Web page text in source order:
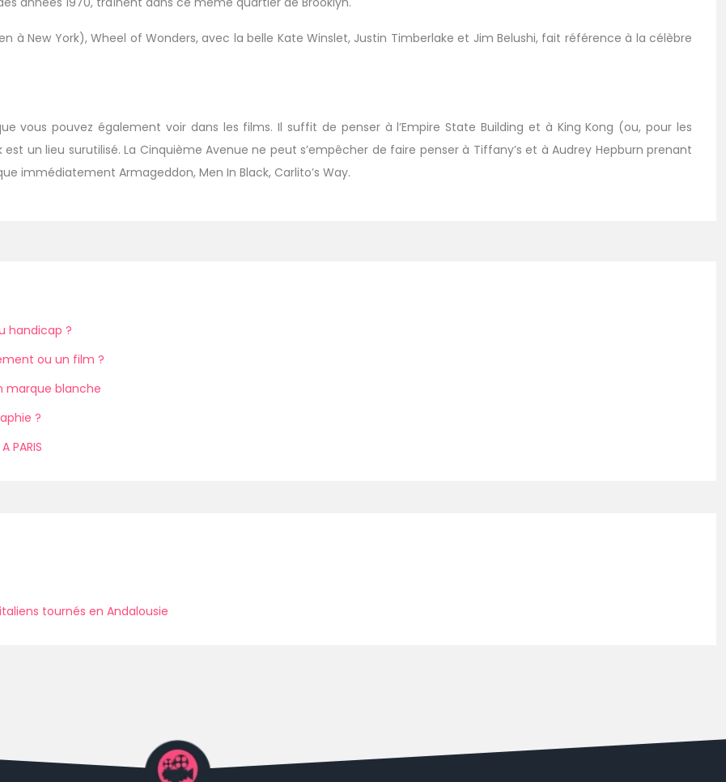
à New York), Wheel of Wonders, avec la belle Kate Winslet, Justin Timberlake et Jim Belushi, fait référence à la célèbre
vous pouvez également voir dans les films. Il suffit de penser à l’Empire State Building et à King Kong (ou, pour les
un lieu surutilisé. La Cinquième Avenue ne peut s’empêcher de faire penser à Tiffany’s et à Audrey Hepburn prenant
immédiatement Armageddon, Men In Black, Carlito’s Way.
handicap ?
ou un film ?
marque blanche
?
PARIS
tournés en Andalousie